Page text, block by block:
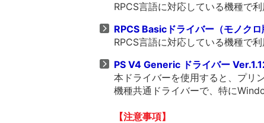
RPCS言語に対応している機種で
RPCS Basicドライバー（モノク
RPCS言語に対応している機種で
PS V4 Generic ドライバー
本ドライバーを使用すると、プリ
機種共通ドライバーで、特に
【注意事項】